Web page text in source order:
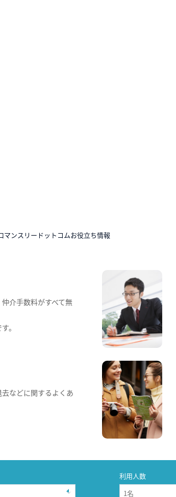
マンスリードットコムお役立ち情報
介手数料がすべて無
。
などに関するよくあ
利用人数